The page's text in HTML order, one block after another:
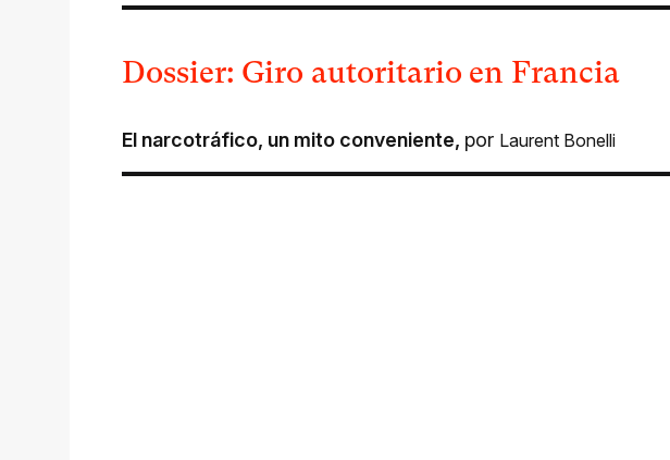
Dossier: Giro autoritario en Francia
El narcotráfico, un mito conveniente, por Laurent Bonelli